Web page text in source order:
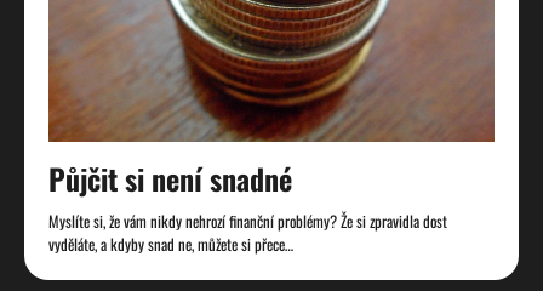
Půjčit si není snadné
Myslíte si, že vám nikdy nehrozí finanční problémy? Že si zpravidla dost
vyděláte, a kdyby snad ne, můžete si přece…